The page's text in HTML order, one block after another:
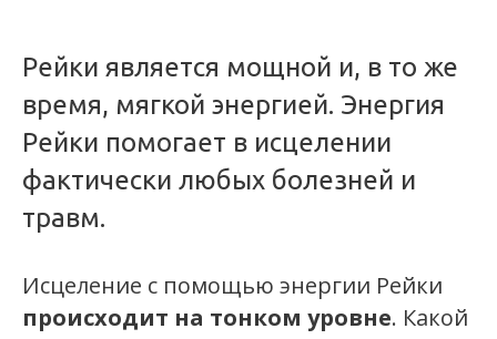
Рейки является мощной и, в то же
время, мягкой энергией. Энергия
Рейки помогает в исцелении
фактически любых болезней и
травм.
Исцеление с помощью энергии Рейки
происходит на тонком уровне. Какой